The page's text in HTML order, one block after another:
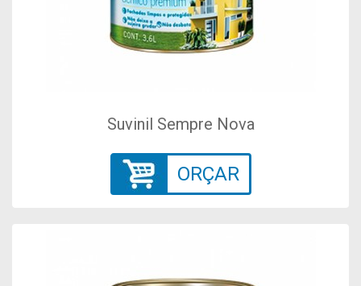
Suvinil Sempre Nova
ORÇAR